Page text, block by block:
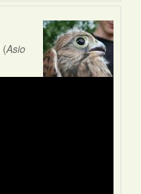
(Asio